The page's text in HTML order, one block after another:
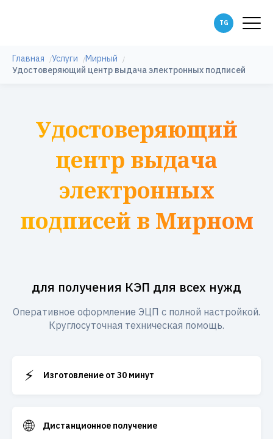
Главная Услуги
Мирный
Удостоверяющий центр выдача электронных подписей
Удостоверяющий
центр выдача
электронных
подписей в Мирном
для получения КЭП для всех нужд
Оперативное оформление ЭЦП с полной настройкой.
Круглосуточная техническая помощь.
⚡ Изготовление от 30 минут
🌐 Дистанционное получение